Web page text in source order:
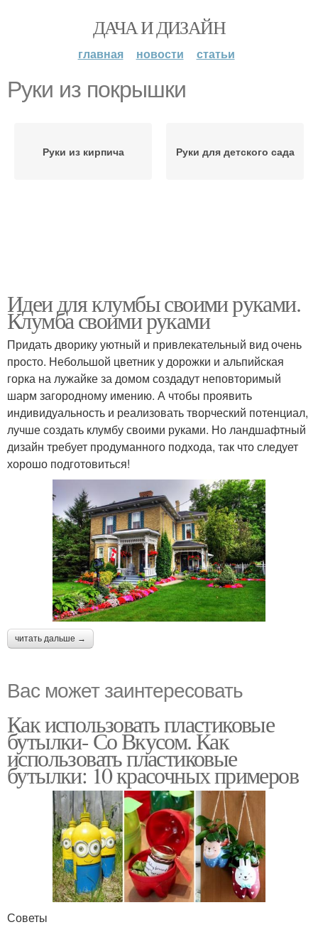
ДАЧА И ДИЗАЙН
главная новости статьи
Руки из покрышки
Руки из кирпича Руки для детского сада
Идеи для клумбы своими руками.
Клумба своими руками
Придать дворику уютный и привлекательный вид очень
просто. Небольшой цветник у дорожки и альпийская
горка на лужайке за домом создадут неповторимый
шарм загородному имению. А чтобы проявить
индивидуальность и реализовать творческий потенциал,
лучше создать клумбу своими руками. Но ландшафтный
дизайн требует продуманного подхода, так что следует
хорошо подготовиться!
читать дальше →
Вас может заинтересовать
Как использовать пластиковые
бутылки- Со Вкусом. Как
использовать пластиковые
бутылки: 10 красочных примеров
Советы